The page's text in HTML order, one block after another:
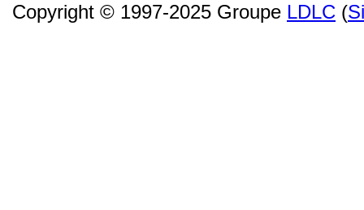
Copyright © 1997-2025 Groupe LDLC (